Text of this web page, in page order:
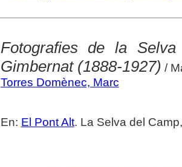
Fotografies de la
Gimbernat (1888-1927) /
Torres Domènec, Marc
En: El Pont Alt. La Selva del